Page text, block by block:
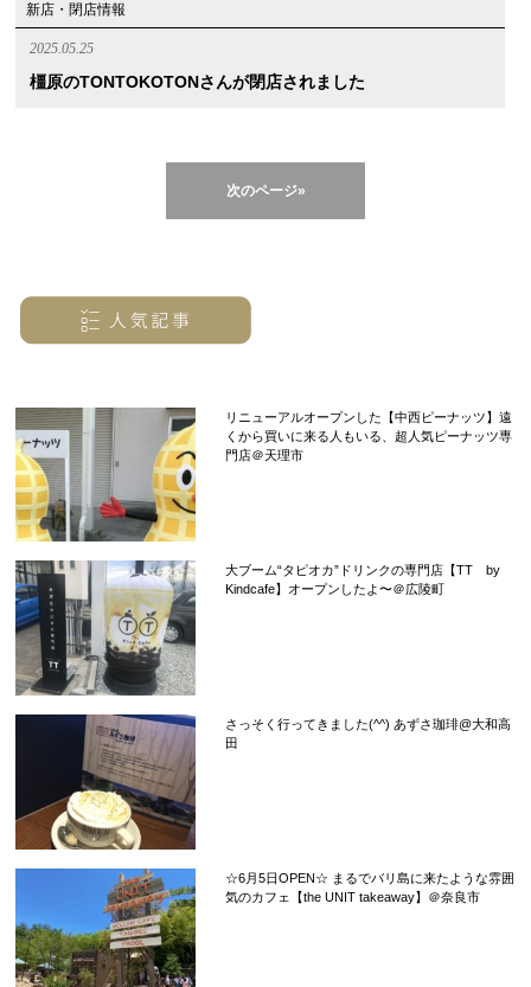
新店・閉店情報
2025.05.25
橿原のTONTOKOTONさんが閉店されました
次のページ»
リニューアルオープンした【中西ピーナッツ】遠
くから買いに来る人もいる、超人気ピーナッツ専
門店＠天理市
大ブーム“タピオカ”ドリンクの専門店【TT by
Kindcafe】オープンしたよ〜＠広陵町
さっそく行ってきました(^^) あずさ珈琲@大和高
田
☆6月5日OPEN☆ まるでバリ島に来たような雰囲
気のカフェ【the UNIT takeaway】＠奈良市